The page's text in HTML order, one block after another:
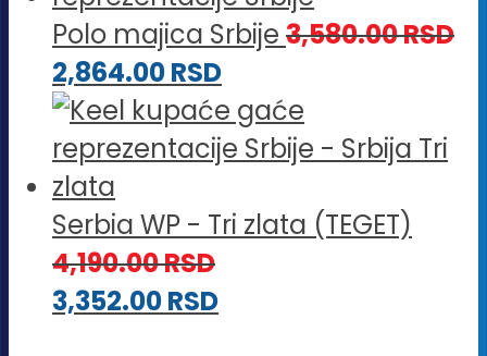
Polo majica Srbije 3,580.00RSD
2,864.00RSD
Serbia WP - Tri zlata (TEGET)
4,190.00RSD
3,352.00RSD